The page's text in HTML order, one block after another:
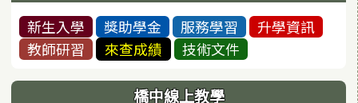
新生入學 獎助學金 服務學習
升學資訊
教師研習
來查成績 技術文件
橋中線上教學